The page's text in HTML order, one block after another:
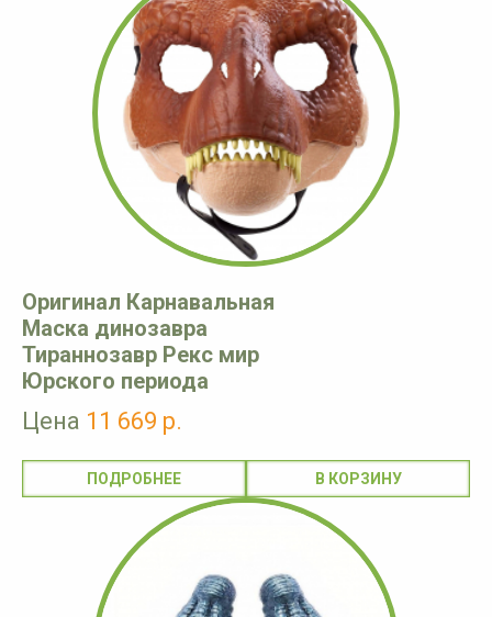
Оригинал Карнавальная
Маска динозавра
Тираннозавр Рекс мир
Юрского периода
Цена 11 669 р.
ПОДРОБНЕЕ